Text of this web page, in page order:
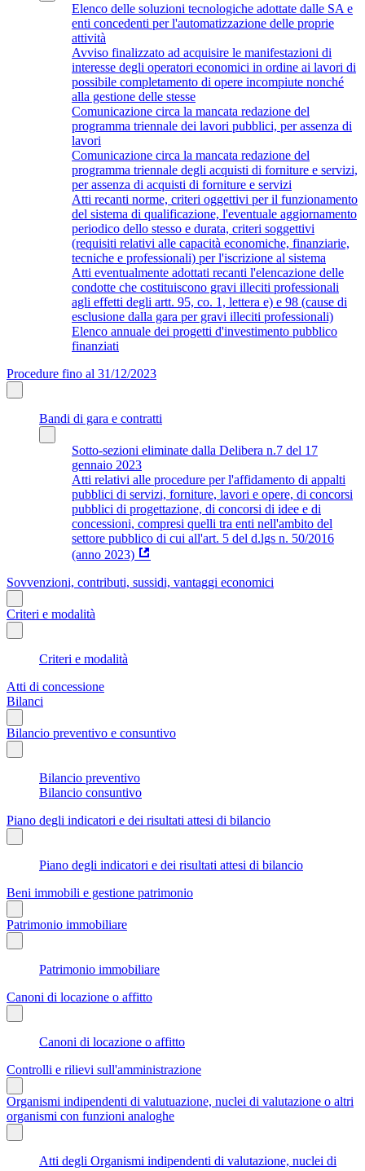
Elenco delle soluzioni tecnologiche adottate dalle SA e
enti concedenti per l'automatizzazione delle proprie
attività
Avviso finalizzato ad acquisire le manifestazioni di
interesse degli operatori economici in ordine ai lavori di
possibile completamento di opere incompiute nonché
alla gestione delle stesse
Comunicazione circa la mancata redazione del
programma triennale dei lavori pubblici, per assenza di
lavori
Comunicazione circa la mancata redazione del
programma triennale degli acquisti di forniture e servizi,
per assenza di acquisti di forniture e servizi
Atti recanti norme, criteri oggettivi per il funzionamento
del sistema di qualificazione, l'eventuale aggiornamento
periodico dello stesso e durata, criteri soggettivi
(requisiti relativi alle capacità economiche, finanziarie,
tecniche e professionali) per l'iscrizione al sistema
Atti eventualmente adottati recanti l'elencazione delle
condotte che costituiscono gravi illeciti professionali
agli effetti degli artt. 95, co. 1, lettera e) e 98 (cause di
esclusione dalla gara per gravi illeciti professionali)
Elenco annuale dei progetti d'investimento pubblico
finanziati
Procedure fino al 31/12/2023
Bandi di gara e contratti
Sotto-sezioni eliminate dalla Delibera n.7 del 17
gennaio 2023
Atti relativi alle procedure per l'affidamento di appalti
pubblici di servizi, forniture, lavori e opere, di concorsi
pubblici di progettazione, di concorsi di idee e di
concessioni, compresi quelli tra enti nell'ambito del
settore pubblico di cui all'art. 5 del d.lgs n. 50/2016
(anno 2023)
Sovvenzioni, contributi, sussidi, vantaggi economici
Criteri e modalità
Criteri e modalità
Atti di concessione
Bilanci
Bilancio preventivo e consuntivo
Bilancio preventivo
Bilancio consuntivo
Piano degli indicatori e dei risultati attesi di bilancio
Piano degli indicatori e dei risultati attesi di bilancio
Beni immobili e gestione patrimonio
Patrimonio immobiliare
Patrimonio immobiliare
Canoni di locazione o affitto
Canoni di locazione o affitto
Controlli e rilievi sull'amministrazione
Organismi indipendenti di valutuazione, nuclei di valutazione o altri
organismi con funzioni analoghe
Atti degli Organismi indipendenti di valutazione, nuclei di